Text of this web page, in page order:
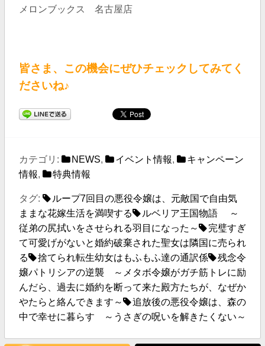
メロンブックス 名古屋店
皆さま、この機会にぜひチェックしてみてく
ださいね♪
カテゴリ: NEWS, イベント情報,
キャンペーン
情報, 特典情報
タグ:
ループ7回目の悪役令嬢は、元敵国で自由気
ままな花嫁生活を満喫する
ルベリア王国物語 ～
従弟の尻拭いをさせられる羽目になった～
完璧すぎ
て可愛げがないと婚約破棄された聖女は隣国に売られ
る
捨てられ転生幼女はもふもふ達の通訳係
残念令
嬢パトリシアの逆襲 ～メタボ令嬢がガチ筋トレに励
んだら、過去に婚約を断って来た殿方たちが、なぜか
やたらと絡んできます～
追放後の悪役令嬢は、森の
中で幸せに暮らす ～うさぎの呪いを解きたくない～